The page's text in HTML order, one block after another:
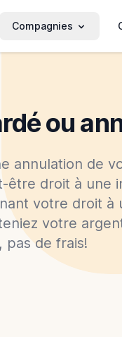
Compagnies
ou
annulation de
être droit à une
votre droit à
votre
pas de frais!